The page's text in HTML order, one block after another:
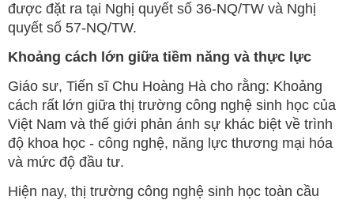
được đặt ra tại Nghị quyết số 36-NQ/TW và Nghị
quyết số 57-NQ/TW.
Khoảng cách lớn giữa tiềm năng và thực lực
Giáo sư, Tiến sĩ Chu Hoàng Hà cho rằng: Khoảng
cách rất lớn giữa thị trường công nghệ sinh học của
Việt Nam và thế giới phản ánh sự khác biệt về trình
độ khoa học - công nghệ, năng lực thương mại hóa
và mức độ đầu tư.
Hiện nay, thị trường công nghệ sinh học toàn cầu